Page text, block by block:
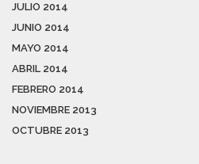
JULIO 2014
JUNIO 2014
MAYO 2014
ABRIL 2014
FEBRERO 2014
NOVIEMBRE 2013
OCTUBRE 2013